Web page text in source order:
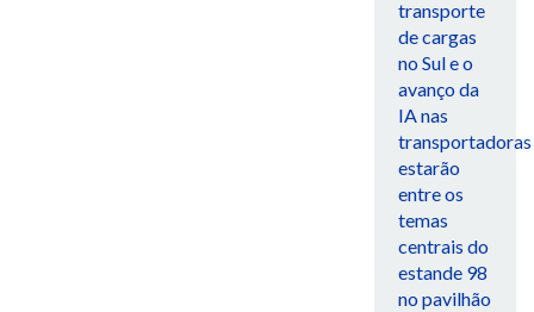
transporte
de cargas
no Sul e o
avanço da
IA nas
transportadoras
estarão
entre os
temas
centrais do
estande 98
no pavilhão